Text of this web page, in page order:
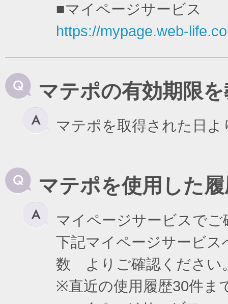
■マイページサービス
https://mypage.web-
マテポの有効期限
マテポを取得された日
マテポを使用した
マイページサービスで
下記マイページサービ
数 よりご確認ください
※直近の使用履歴30件ま